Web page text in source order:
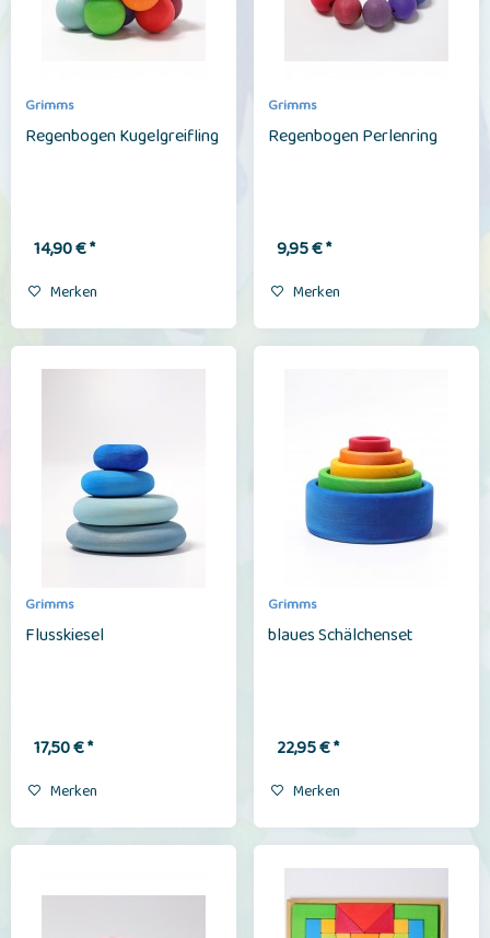
Grimms
Regenbogen Kugelgreifling
14,90 € *
Merken
Grimms
Regenbogen Perlenring
9,95 € *
Merken
Grimms
Flusskiesel
17,50 € *
Merken
Grimms
blaues Schälchenset
22,95 € *
Merken